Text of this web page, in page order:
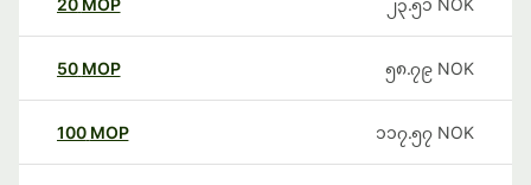
20 MOP ၂၃.၅၁ NOK
50 MOP ၅၈.၇၉ NOK
100 MOP ၁၁၇.၅၇ NOK